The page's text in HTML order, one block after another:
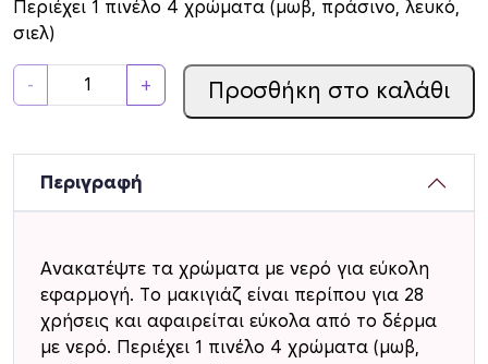
Περιέχει 1 πινέλο 4 χρώματα (μωβ, πράσινο, λευκό,
σιελ)
-
q
a
a
+ Προσθήκη στο καλάθι
Περιγραφή
Ανακατέψτε τα χρώματα με νερό για εύκολη
εφαρμογή. Το μακιγιάζ είναι περίπου για 28
χρήσεις και αφαιρείται εύκολα από το δέρμα
με νερό. Περιέχει 1 πινέλο 4 χρώματα (μωβ,